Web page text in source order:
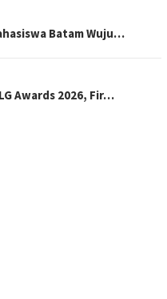
Batam Wuju…
Awards 2026, Fir…